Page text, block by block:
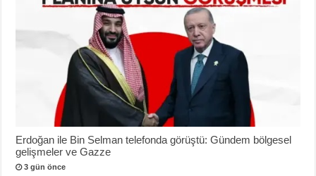
Erdoğan ile Bin Selman telefonda görüştü: Gündem bölgesel
gelişmeler ve Gazze
3 gün önce